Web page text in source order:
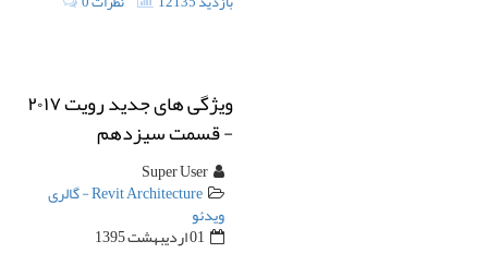
ویژگی های جدید رویت ۲۰۱۷
- قسمت سیزدهم
Super User
Revit Architecture - گالری
ویدئو
01 ارديبهشت 1395